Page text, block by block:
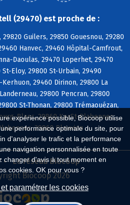
expérience possible, Biocoop utilise
performance optimale du site, pour
d'analyser le trafic et la performance
navigation personnalisée en toute
changer d'avis à tout moment en
cookies. OK pour vous ?
paramétrer les cookies
(29470) est proche de :
Guilers, 29850 Gouesnou, 29280
Hanvec, 29460 Hôpital-Camfrout,
Daoulas, 29470 Loperhet, 29470
Eloy, 29800 St-Urbain, 29490
29460 Dirinon, 29800 La
29800 Pencran, 29800
St-Thonan, 29800 Trémaouézan,
Blanc, 29860 KerSt-Plabennec,
29860 Plouvien
Le réseau Biocoop
Biocoop 2026